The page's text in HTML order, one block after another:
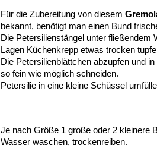
Für die Zubereitung von diesem
bekannt, benötigt man einen Bund
Die Petersilienstängel unter
Lagen Küchenkrepp etwas trocken
Die Petersilienblättchen abzupfen und
so fein wie möglich schneiden.
Petersilie in eine kleine Schüssel
Je nach Größe 1 große oder 2 kleinere
Wasser waschen, trockenreiben.